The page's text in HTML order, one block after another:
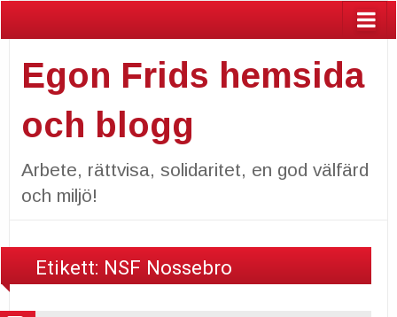
Egon Frids hemsida
och blogg
Arbete, rättvisa, solidaritet, en god välfärd
och miljö!
Etikett: NSF Nossebro